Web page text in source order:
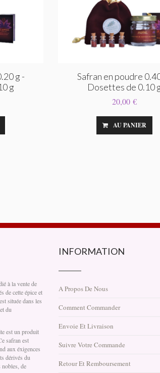
g -
g
Safran en poudre
Dosettes de 0.10
20,00 €
AU PANIER
à la vente de
de cette épice et
située dans les
du
est un produit
safran est
aux éxigences
dérivés du
nobles, de
INFORMATION
A Propos De Nous
Comment Commander
Envoie Et Livraison
Suivre Votre Commande
Retour Et Remboursement